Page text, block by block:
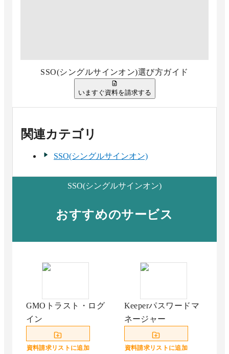
SSO(シングルサインオン)選び方ガイド
いますぐ資料を請求する
関連カテゴリ
SSO(シングルサインオン)
SSO(シングルサインオン)
おすすめのサービス
GMOトラスト・ログ
イン
資料請求リストに追加
Keeperパスワードマ
ネージャー
資料請求リストに追加